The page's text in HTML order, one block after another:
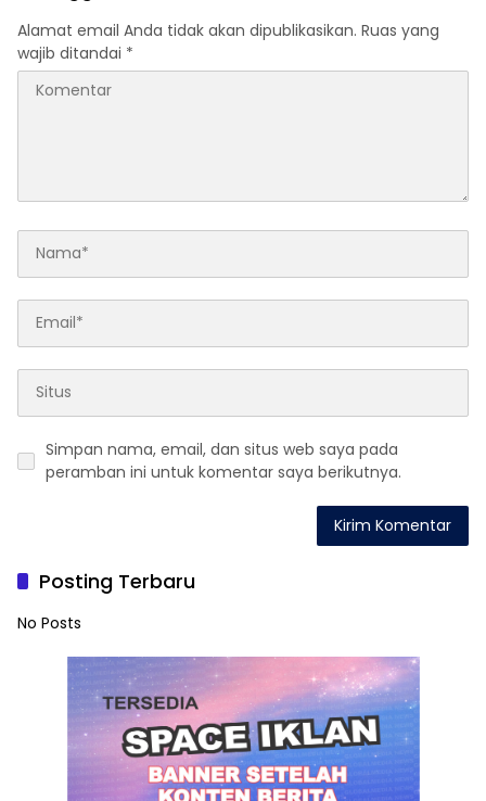
Alamat email Anda tidak akan dipublikasikan. Ruas yang
wajib ditandai *
Simpan nama, email, dan situs web saya pada
peramban ini untuk komentar saya berikutnya.
Posting Terbaru
No Posts